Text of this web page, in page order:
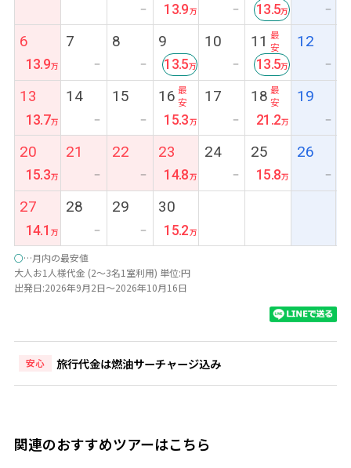
ー 13.9 ー
最
安
13.5 ー
6
13.9
7
ー
8
ー
9
最
安
13.5
10
ー
11
最
安
13.5
12
ー
13
13.7
14
ー
15
ー
16
15.3
17
ー
18
21.2
19
ー
20
15.3
21
ー
22
ー
23
14.8
24
ー
25
15.8
26
ー
27
14.1
28
ー
29
ー
30
15.2
○…月内の最安値
大人お1人様代金 (2～3名1室利用) 単位:円
出発日:2026年9月2日～2026年10月16日
安心 旅行代金は燃油サーチャージ込み
関連のおすすめツアーはこちら